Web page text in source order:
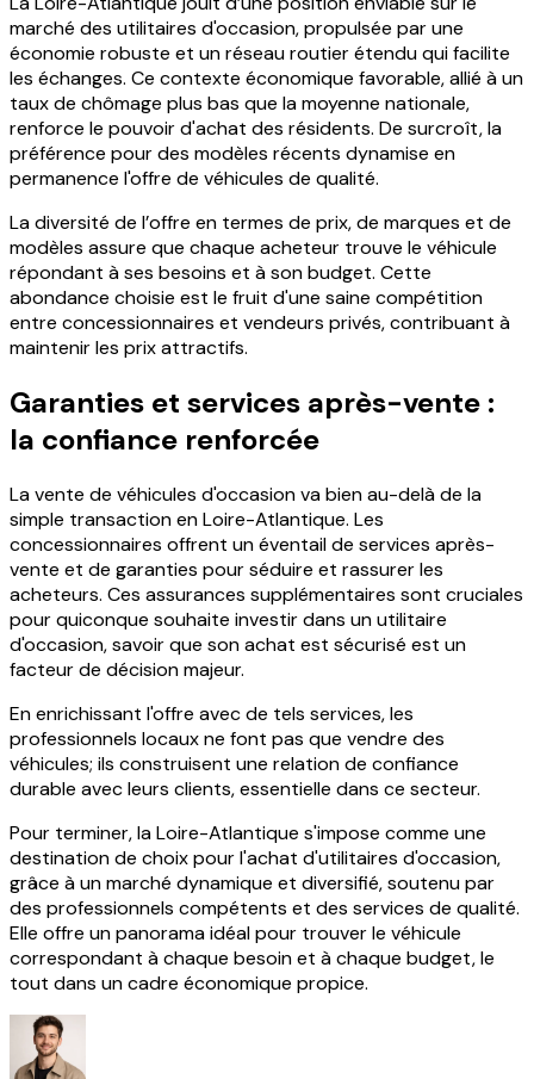
marché des utilitaires d'occasion, propulsée par une
économie robuste et un réseau routier étendu qui facilite
les échanges. Ce contexte économique favorable, allié à un
taux de chômage plus bas que la moyenne nationale,
renforce le pouvoir d'achat des résidents. De surcroît, la
préférence pour des modèles récents dynamise en
permanence l'offre de véhicules de qualité.
La diversité de l’offre en termes de prix, de marques et de
modèles assure que chaque acheteur trouve le véhicule
répondant à ses besoins et à son budget. Cette
abondance choisie est le fruit d'une saine compétition
entre concessionnaires et vendeurs privés, contribuant à
maintenir les prix attractifs.
Garanties et services après-vente :
la confiance renforcée
La vente de véhicules d'occasion va bien au-delà de la
simple transaction en Loire-Atlantique. Les
concessionnaires offrent un éventail de services après-
vente et de garanties pour séduire et rassurer les
acheteurs. Ces assurances supplémentaires sont cruciales
pour quiconque souhaite investir dans un utilitaire
d'occasion, savoir que son achat est sécurisé est un
facteur de décision majeur.
En enrichissant l'offre avec de tels services, les
professionnels locaux ne font pas que vendre des
véhicules; ils construisent une relation de confiance
durable avec leurs clients, essentielle dans ce secteur.
Pour terminer, la Loire-Atlantique s'impose comme une
destination de choix pour l'achat d'utilitaires d'occasion,
grâce à un marché dynamique et diversifié, soutenu par
des professionnels compétents et des services de qualité.
Elle offre un panorama idéal pour trouver le véhicule
correspondant à chaque besoin et à chaque budget, le
tout dans un cadre économique propice.